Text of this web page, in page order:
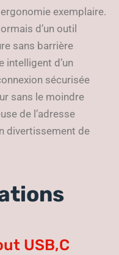
exemplaire.
d’un outil
sans barrière
intelligent d’un
sécurisée
sans le moindre
de l’adresse
divertissement de
USB,C